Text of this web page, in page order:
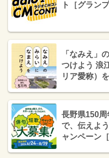
ト［グラン
「なみえ」
つけよう 浪
リア愛称）
長野県150
で、伝えよ
ャンペーン